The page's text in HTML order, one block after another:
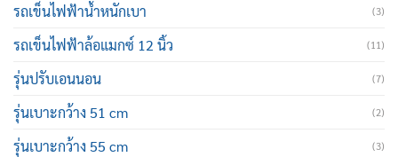
รถเข็นไฟฟ้าน้ำหนักเบา (3)
รถเข็นไฟฟ้าล้อแมกซ์ 12 นิ้ว (11)
รุ่นปรับเอนนอน (7)
รุ่นเบาะกว้าง 51 cm (2)
รุ่นเบาะกว้าง 55 cm (3)